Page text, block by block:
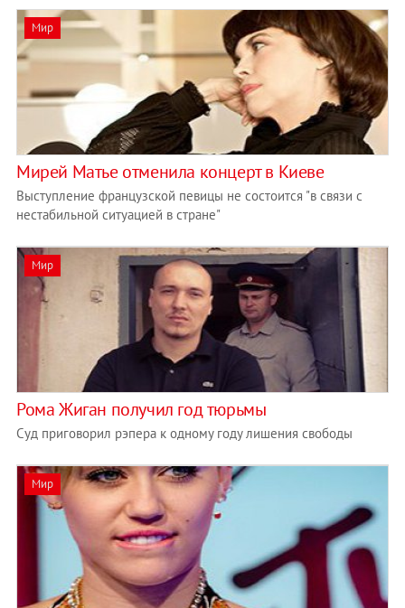
Мир
Мирей Матье отменила концерт в Киеве
Выступление французской певицы не состоится "в связи с
нестабильной ситуацией в стране"
Мир
Рома Жиган получил год тюрьмы
Суд приговорил рэпера к одному году лишения свободы
Мир